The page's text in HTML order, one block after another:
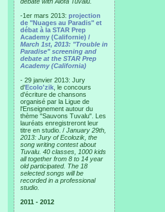
-1er mars 2013: projection
de "Nuages au Paradis" et
débat à la STAR Prep
Academy (Californie) /
March 1st, 2013: "Trouble in
Paradise" screening and
debate at the STAR Prep
Academy (California)
- 29 janvier 2013: Jury
d'Ecolo'zik , le concours
d'écriture de chansons
organisé par la Ligue de
l'Enseignement autour du
thème "Sauvons Tuvalu". Les
lauréats enregistreront leur
titre en studio. / January 29th,
2013: Jury of Ecolozik, the
song writing contest about
Tuvalu. 40 classes, 1000 kids
all together from 8 to 14 year
old participated. The 18
selected songs will be
recorded in a professional
studio.
2011 - 2012